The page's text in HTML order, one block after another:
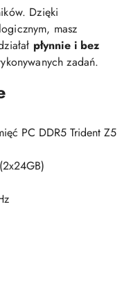
Dzięki
masz
płynnie i bez
zadań.
PC DDR5 Trident Z5